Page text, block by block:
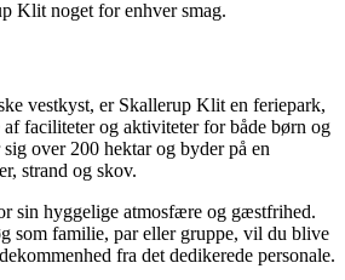
Klit noget for enhver smag.
vestkyst, er Skallerup Klit en feriepark,
faciliteter og aktiviteter for både børn og
over 200 hektar og byder på en
strand og skov.
sin hyggelige atmosfære og gæstfrihed.
som familie, par eller gruppe, vil du blive
fra det dedikerede personale.